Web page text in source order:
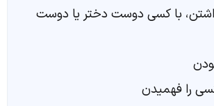
با کسی دوست دختر یا دوست
را فهمیدن